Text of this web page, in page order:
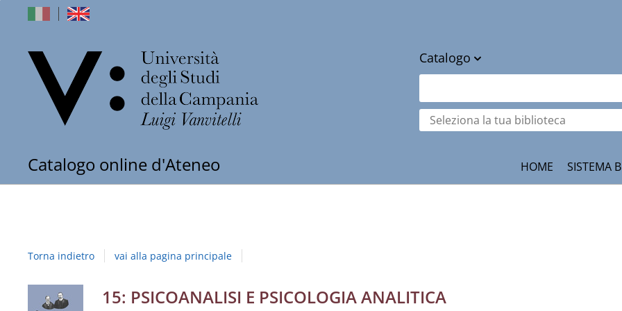
Catalogo
cambia
Seleziona
la
Catalogo online d'Ateneo
degli
Campania
"Luigi
HOME SISTEMA
Torna indietro vai alla pagina principale
Dettaglio15: PSICOANALISI E PSICOLOGIA ANALITICA